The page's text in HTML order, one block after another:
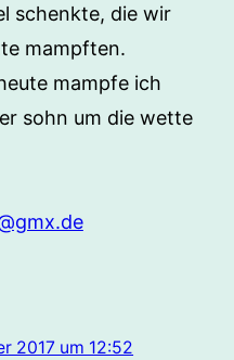
schenkte, die wir
mampften.
mampfe ich
sohn um die wette
2017 um 12:52